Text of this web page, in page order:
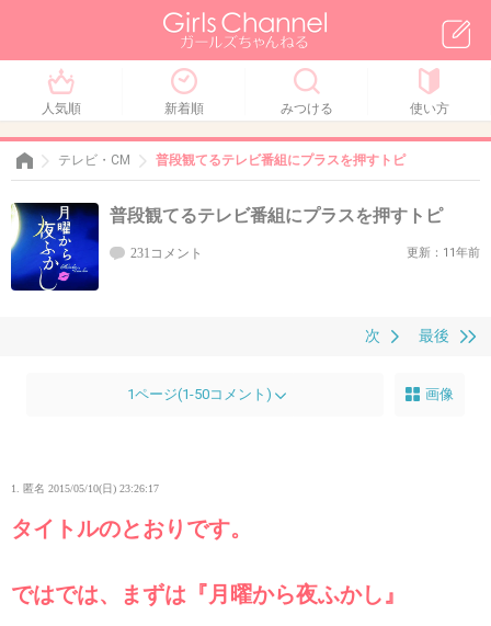
人気順 新着順 みつける 使い方
テレビ・CM 普段観てるテレビ番組にプラスを押すトピ
普段観てるテレビ番組にプラスを押すトピ
231コメント 更新：11年前
最後
次
1ページ(1-50コメント) 画像
1. 匿名 2015/05/10(日) 23:26:17
タイトルのとおりです。
ではでは、まずは『月曜から夜ふかし』